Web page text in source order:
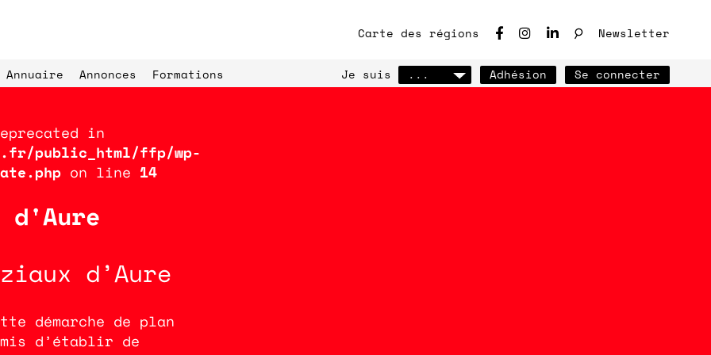
Carte des régions ♩ Newsletter
Annuaire Annonces Formations Je suis ... Adhésion Se connecter
in
public_html/ffp/wp-
on line 14
d'Aure
d’Aure
démarche de plan
d’établir de